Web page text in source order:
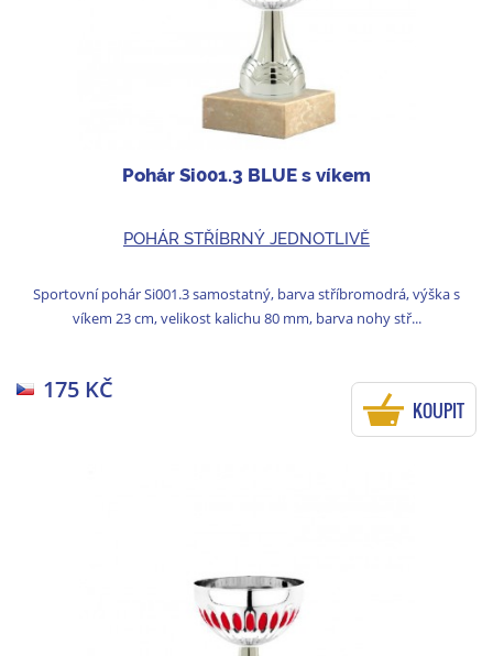
Pohár Si001.3 BLUE s víkem
POHÁR STŘÍBRNÝ JEDNOTLIVĚ
Sportovní pohár Si001.3 samostatný, barva stříbromodrá, výška s
víkem 23 cm, velikost kalichu 80 mm, barva nohy stř...
175 KČ
KOUPIT